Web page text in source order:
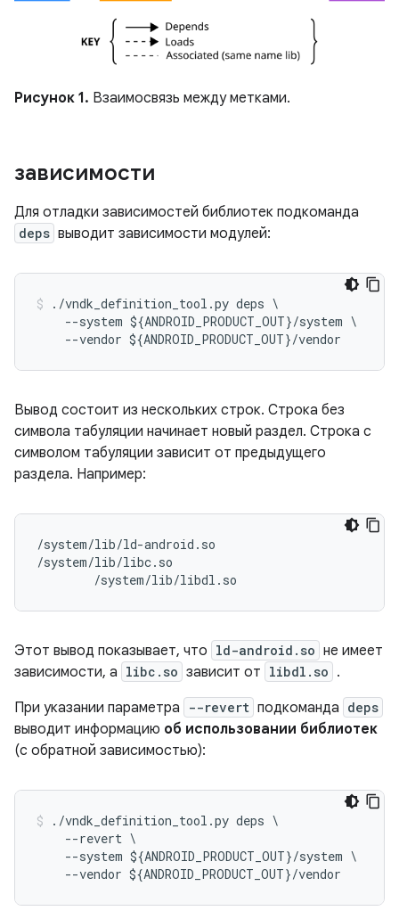
Рисунок 1. Взаимосвязь между метками.
зависимости
Для отладки зависимостей библиотек подкоманда
deps выводит зависимости модулей:
./vndk_definition_tool .py deps \
--system ${ANDROID_PRODUCT_OUT}/system
--vendor ${ANDROID_PRODUCT_OUT}/vendor
Вывод состоит из нескольких строк. Строка без
символа табуляции начинает новый раздел. Строка с
символом табуляции зависит от предыдущего
раздела. Например:
/system/lib/ld-android.so
/system/lib/libc.so
        /system/lib/libdl.so
Этот вывод показывает, что ld-android.so не имеет
зависимости, а libc.so зависит от libdl.so .
При указании параметра
--revert подкоманда deps
выводит информацию об использовании библиотек
(с обратной зависимостью):
./vndk_definition_tool .py deps \
--revert
--system ${ANDROID_PRODUCT_OUT}/system
--vendor ${ANDROID_PRODUCT_OUT}/vendor